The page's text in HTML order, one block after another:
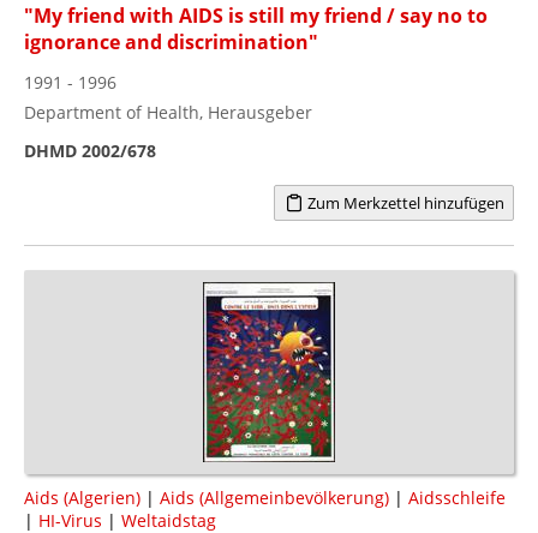
"My friend with AIDS is still my friend / say no to
ignorance and discrimination"
1991 - 1996
Department of Health, Herausgeber
DHMD 2002/678
Zum Merkzettel hinzufügen
Aids (Algerien) | Aids (Allgemeinbevölkerung) | Aidsschleife
| HI-Virus | Weltaidstag